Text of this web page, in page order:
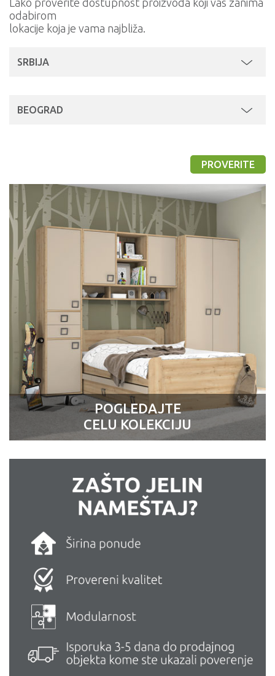
Lako proverite dostupnost proizvoda koji vas zanima
odabirom
lokacije koja je vama najbliža.
SRBIJA
BEOGRAD
PROVERITE
POGLEDAJTE
CELU KOLEKCIJU